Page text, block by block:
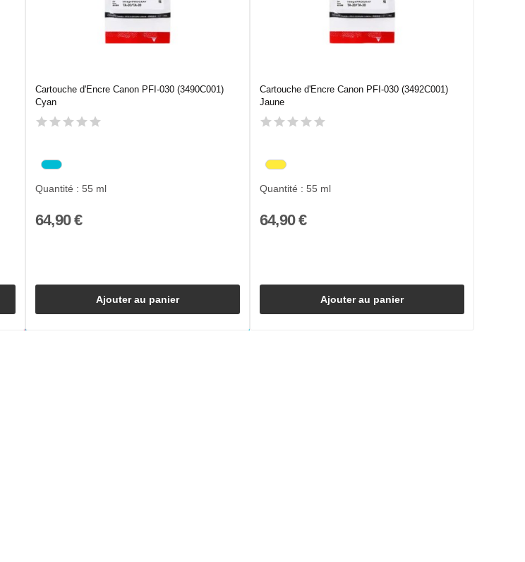
Cartouche d'Encre Canon PFI-030 (3490C001)
Cyan
Quantité : 55 ml
64,90 €
Ajouter au panier
Cartouche d'Encre Canon PFI-030 (3492C001)
Jaune
Quantité : 55 ml
64,90 €
Ajouter au panier